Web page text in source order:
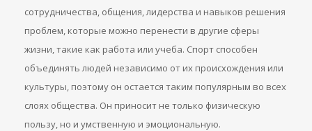
сотрудничества, общения, лидерства и навыков решения
проблем, которые можно перенести в другие сферы
жизни, такие как работа или учеба. Спорт способен
объединять людей независимо от их происхождения или
культуры, поэтому он остается таким популярным во всех
слоях общества. Он приносит не только физическую
пользу, но и умственную и эмоциональную.